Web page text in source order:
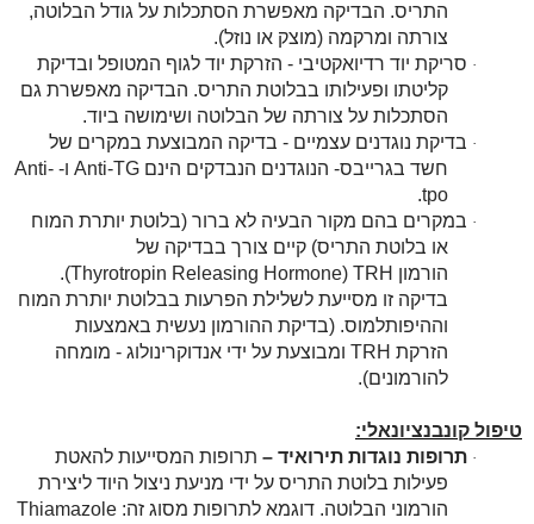
התריס. הבדיקה מאפשרת הסתכלות על גודל הבלוטה,
צורתה ומרקמה (מוצק או נוזל).
· סריקת יוד רדיואקטיבי - הזרקת יוד לגוף המטופל ובדיקת
קליטתו ופעילותו בבלוטת התריס. הבדיקה מאפשרת גם
הסתכלות על צורתה של הבלוטה ושימושה ביוד.
· בדיקת נוגדנים עצמיים - בדיקה המבוצעת במקרים של
חשד בגרייבס- הנוגדנים הנבדקים הינם Anti-TG ו- Anti-
tpo
.
· במקרים בהם מקור הבעיה לא ברור (בלוטת יותרת המוח
או בלוטת התריס) קיים צורך בבדיקה של
הורמון TRH
(
Thyrotropin Releasing Hormone
).
בדיקה זו מסייעת לשלילת הפרעות בבלוטת יותרת המוח
וההיפותלמוס. (בדיקת ההורמון נעשית באמצעות
הזרקת TRH ומבוצעת על ידי אנדוקרינולוג - מומחה
להורמונים).
טיפול קונבנציונאלי:
· תרופות נוגדות תירואיד – תרופות המסייעות להאטת
פעילות בלוטת התריס על ידי מניעת ניצול היוד ליצירת
הורמוני הבלוטה. דוגמא לתרופות מסוג זה: Thiamazole